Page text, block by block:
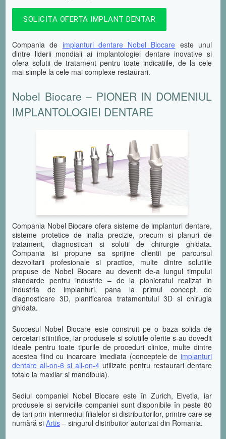
SOLICITA OFERTA IMPLANT DENTAR
Compania de implanturi dentare Nobel Biocare este unul
dintre liderii mondiali ai implantologiei dentare inovative si
ofera solutii de tratament pentru toate indicatiile, de la cele
mai simple la cele mai complexe restaurari.
Nobel Biocare – PIONER IN DOMENIUL
IMPLANTOLOGIEI DENTARE
Compania Nobel Biocare ofera sisteme de implanturi dentare,
sisteme protetice de inalta precizie, precum si planuri de
tratament, diagnosticari si solutii de chirurgie ghidata.
Compania isi propune sa sprijine clientii pe parcursul
dezvoltarii profesionale si practice, multe dintre solutiile
propuse de Nobel Biocare au devenit de-a lungul timpului
standarde pentru industrie – de la pionieratul realizat in
industria de implanturi, pana la primul concept de
diagnosticare 3D, planificarea tratamentului 3D si chirugia
ghidata.
Succesul Nobel Biocare este construit pe o baza solida de
cercetari stiintifice, iar produsele si solutiile oferite s-au dovedit
ideale pentru toate tipurile de proceduri clinice, multe dintre
acestea fiind cu incarcare imediata (conceptele de implanturi
dentare all-on-6 si all-on-4 utilizate pentru restaurari dentare
totale la maxilar si mandibula).
Sediul companiei Nobel Biocare este în Zurich, Elvetia, iar
produsele si serviciile companiei sunt disponibile în peste 80
de tari prin intermediul filialelor si distribuitorilor, printre care se
numără si Artis – singurul distribuitor autorizat din Romania.